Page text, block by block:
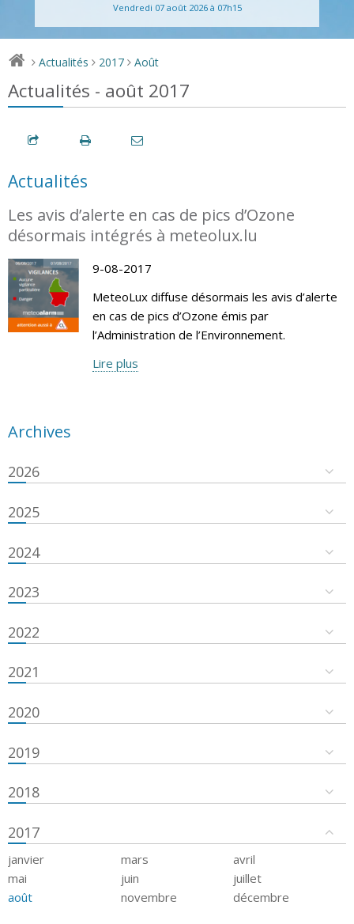
Vendredi 07 août 2026 à 07h15
> Actualités > 2017 > Août
Actualités - août 2017
Actualités
Les avis d’alerte en cas de pics d’Ozone
désormais intégrés à meteolux.lu
9-08-2017
MeteoLux diffuse désormais les avis d’alerte
en cas de pics d’Ozone émis par
l’Administration de l’Environnement.
Lire plus
Archives
2026
2025
2024
2023
2022
2021
2020
2019
2018
2017
janvier mars
avril
mai
juin
juillet
août
novembre décembre